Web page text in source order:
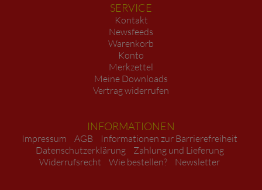
SERVICE
Kontakt
Newsfeeds
Warenkorb
Konto
Merkzettel
Meine Downloads
Vertrag widerrufen
INFORMATIONEN
Impressum AGB
Informationen zur Barrierefreiheit
Datenschutzerklärung
Zahlung und Lieferung
Widerrufsrecht
Wie bestellen? Newsletter